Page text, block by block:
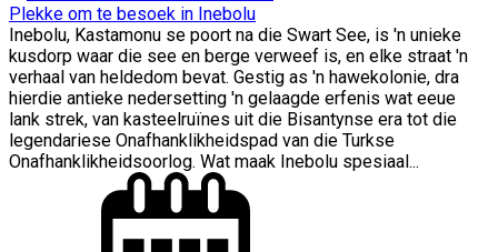
Plekke om te besoek in Inebolu
Inebolu, Kastamonu se poort na die Swart See, is 'n unieke
kusdorp waar die see en berge verweef is, en elke straat 'n
verhaal van heldedom bevat. Gestig as 'n hawekolonie, dra
hierdie antieke nedersetting 'n gelaagde erfenis wat eeue
lank strek, van kasteelruïnes uit die Bisantynse era tot die
legendariese Onafhanklikheidspad van die Turkse
Onafhanklikheidsoorlog. Wat maak Inebolu spesiaal...